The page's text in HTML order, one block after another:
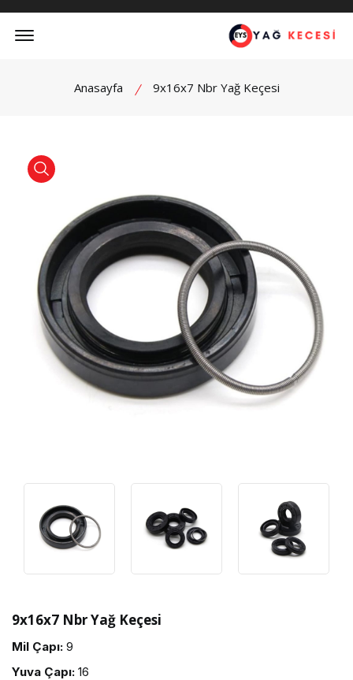
Anasayfa 9x16x7 Nbr Yağ Keçesi
product view
9x16x7 Nbr Yağ Keçesi
Mil Çapı: 9
Yuva Çapı: 16